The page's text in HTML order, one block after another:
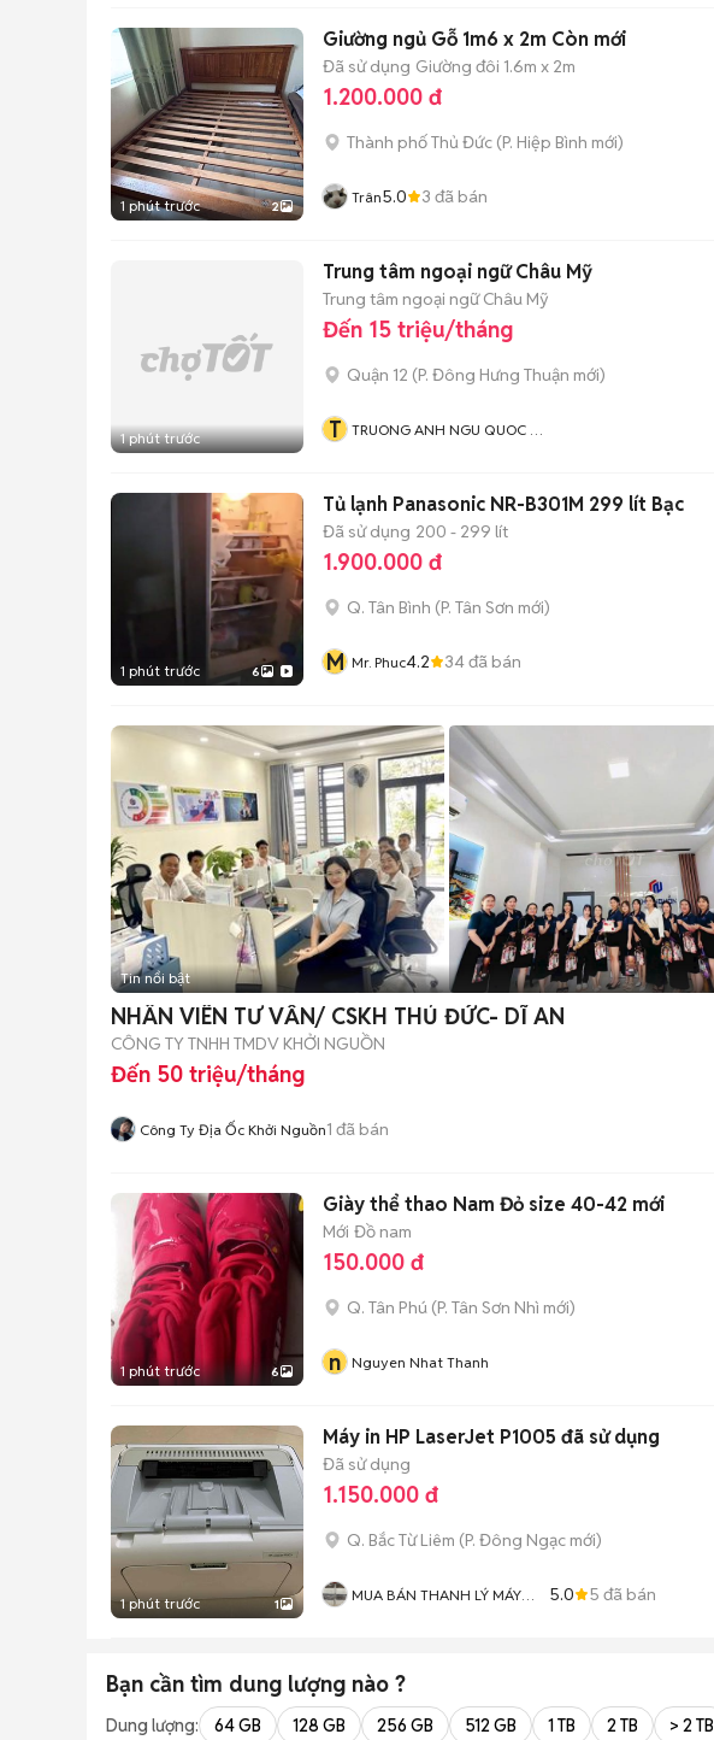
1 phút trước 2
Giường ngủ Gỗ 1m6 x 2m Còn mới
Đã sử dụng Giường đôi 1.6m x 2m
1.200.000 đ
Thành phố Thủ Đức (P. Hiệp Bình mới)
Trân5.0 3 đã bán
1 phút trước
Trung tâm ngoại ngữ Châu Mỹ
Trung tâm ngoại ngữ Châu Mỹ
Đến 15 triệu/tháng
Quận 12 (P. Đông Hưng Thuận mới)
T TRUONG ANH NGU QUOC TE
1 phút trước 6
Tủ lạnh Panasonic NR-B301M 299 lít Bạc
Đã sử dụng 200 - 299 lít
1.900.000 đ
Q. Tân Bình (P. Tân Sơn mới)
M Mr. Phuc4.2 34đã bán
Tin nổi bật
NHÂN VIÊN TƯ VẤN/ CSKH THỦ ĐỨC- DĨ AN
CÔNG TY TNHH TMDV KHỞI NGUỒN
Đến 50 triệu/tháng
Công Ty Địa Ốc Khởi Nguồn1 đã bán
1 phút trước 6
Giày thể thao Nam Đỏ size 40-42 mới
Mới Đồ nam
150.000 đ
Q. Tân Phú (P. Tân Sơn Nhì mới)
n Nguyen Nhat Thanh
1 phút trước 1
Máy in HP LaserJet P1005 đã sử dụng
Đã sử dụng
1.150.000 đ
Q. Bắc Từ Liêm (P. Đông Ngạc mới)
MUA BÁN THANH LÝ MÁY
5.0 5 đã bán
Bạn cần tìm dung lượng nào ?
Dung lượng: 64 GB 128 GB 256 GB 512 GB 1 TB 2 TB > 2 TB